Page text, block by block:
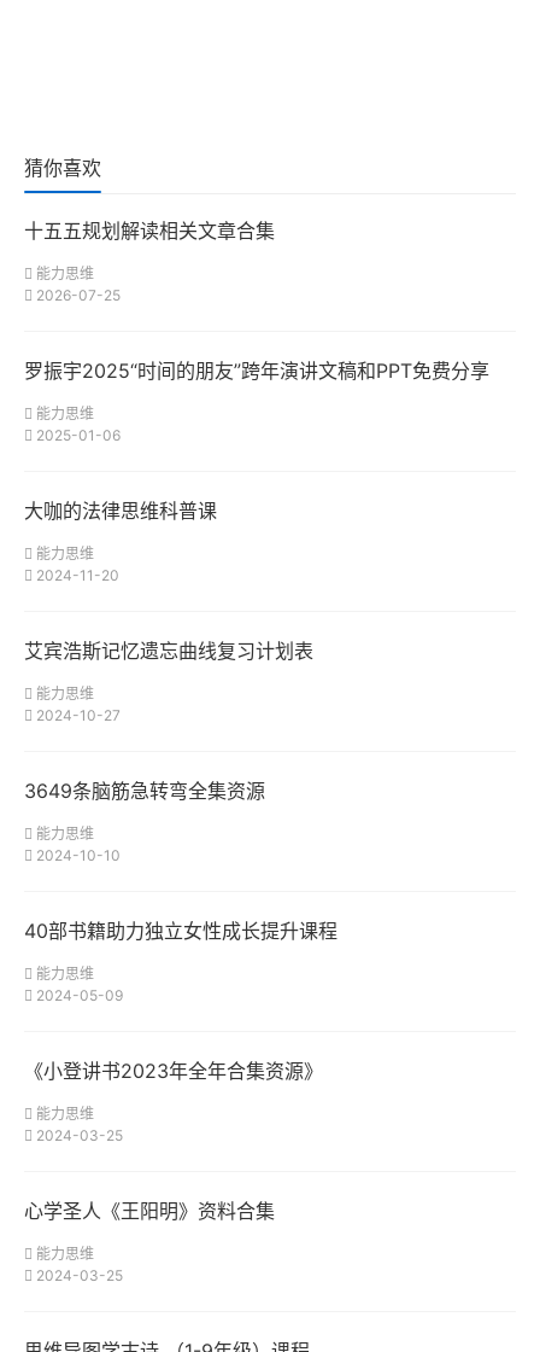
猜你喜欢
十五五规划解读相关文章合集
能力思维
2026-07-25
罗振宇2025“时间的朋友”跨年演讲文稿和PPT免费分享
能力思维
2025-01-06
大咖的法律思维科普课
能力思维
2024-11-20
艾宾浩斯记忆遗忘曲线复习计划表
能力思维
2024-10-27
3649条脑筋急转弯全集资源
能力思维
2024-10-10
40部书籍助力独立女性成长提升课程
能力思维
2024-05-09
《小登讲书2023年全年合集资源》
能力思维
2024-03-25
心学圣人《王阳明》资料合集
能力思维
2024-03-25